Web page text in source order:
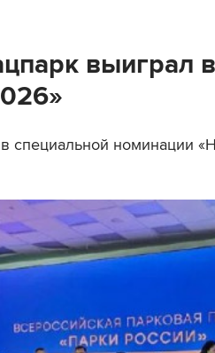
выиграл
специальной номинации